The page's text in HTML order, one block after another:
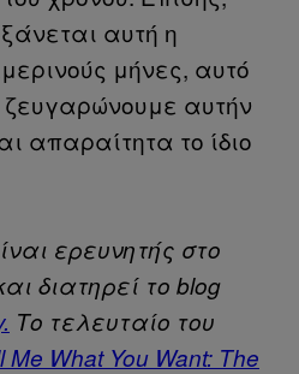
αυτή η
μήνες, αυτό
αυτήν
απαραίτητα το ίδιο
ερευνητής στο
διατηρεί το blog
Το τελευταίο του
Me What You Want: The